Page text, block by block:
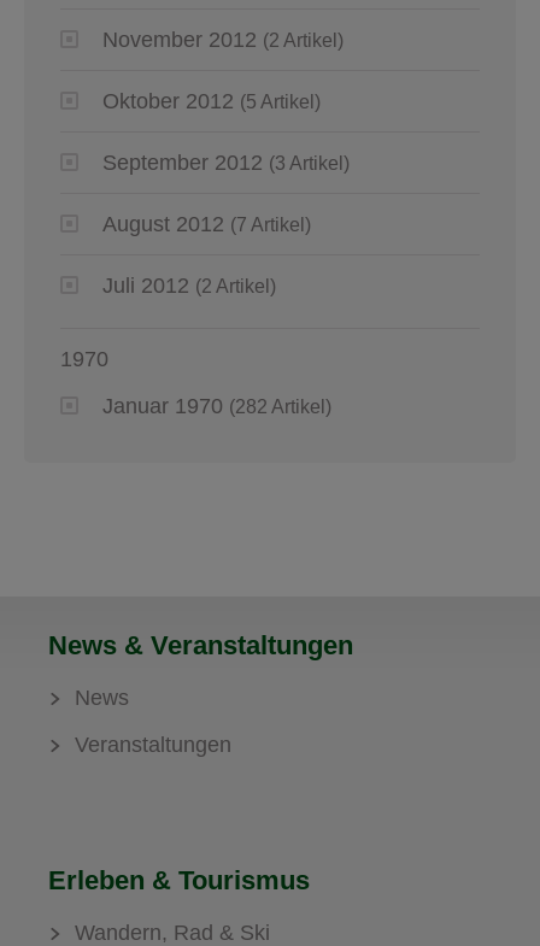
November 2012 (2 Artikel)
Oktober 2012 (5 Artikel)
September 2012 (3 Artikel)
August 2012 (7 Artikel)
Juli 2012 (2 Artikel)
1970
Januar 1970 (282 Artikel)
News & Veranstaltungen
News
Veranstaltungen
Erleben & Tourismus
Wandern, Rad & Ski